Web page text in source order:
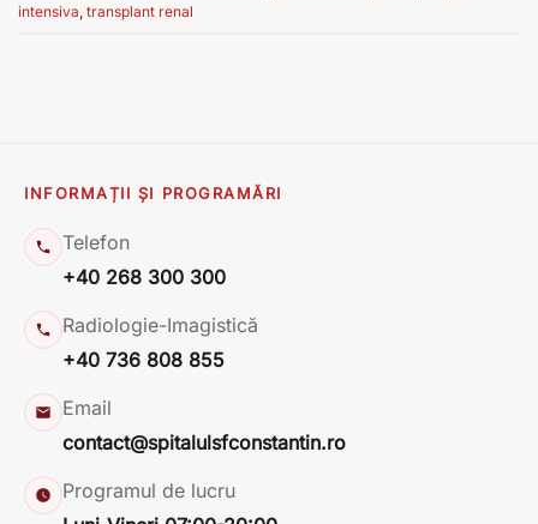
intensiva, transplant renal
INFORMAȚII ȘI PROGRAMĂRI
Telefon
+40 268 300 300
Radiologie-Imagistică
+40 736 808 855
Email
contact@spitalulsfconstantin.ro
Programul de lucru